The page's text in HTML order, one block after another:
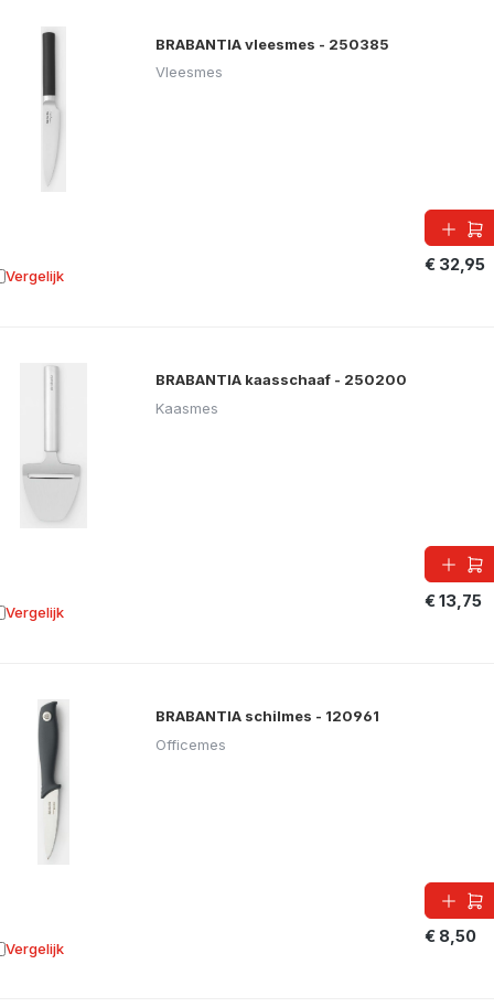
BRABANTIA vleesmes - 250385
Vleesmes
€ 32,95
Vergelijk aan vergelijking
BRABANTIA kaasschaaf - 250200
Kaasmes
€ 13,75
Vergelijk aan vergelijking
BRABANTIA schilmes - 120961
Officemes
€ 8,50
Vergelijk aan vergelijking